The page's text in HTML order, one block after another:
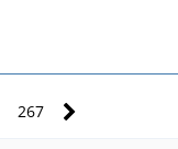
267